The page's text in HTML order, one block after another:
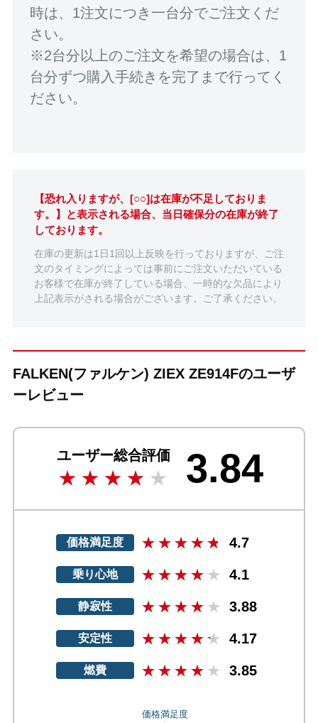
時は、1注文につき一台分でご注文くだ
さい。
※2台分以上のご注文を希望の場合は、1
台分ずつ購入手続きを完了まで行ってく
ださい。
【恐れ入りますが、[○○]は在庫が不足しておりま
す。】と表示される場合、当日確保分の在庫が終了
しております。
在庫の更新は1日1回以上反映を行っておりますが、ご注
文のタイミングによっては事前にご注文いただいている
お客様で在庫が終了している場合、一時的な欠品により
上記表示がされる場合がございます。ご了承ください。
FALKEN(ファルケン) ZIEX ZE914Fのユーザ
ーレビュー
ユーザー総合評価 3.84
価格満足度 4.7
乗り心地 4.1
静寂性 3.88
安定性 4.17
燃費 3.85